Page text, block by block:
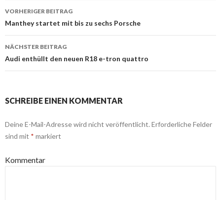
Beitrags-
Navigation
VORHERIGER BEITRAG
Manthey startet mit bis zu sechs Porsche
NÄCHSTER BEITRAG
Audi enthüllt den neuen R18 e-tron quattro
SCHREIBE EINEN KOMMENTAR
Deine E-Mail-Adresse wird nicht veröffentlicht. Erforderliche Felder
sind mit * markiert
Kommentar